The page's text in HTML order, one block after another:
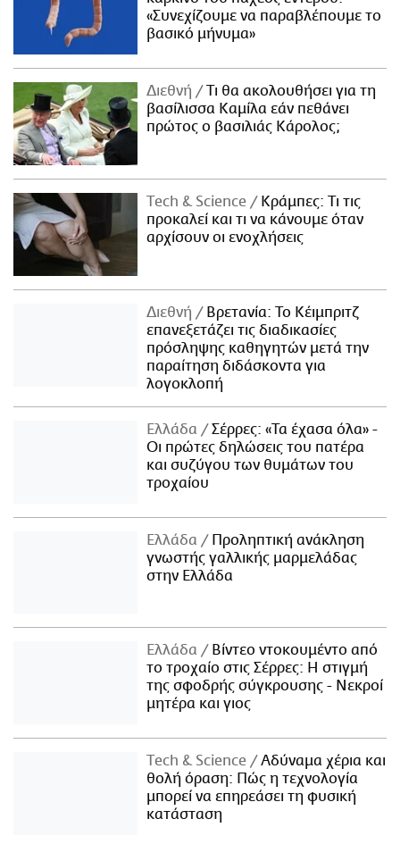
«Συνεχίζουμε να παραβλέπουμε το
βασικό μήνυμα»
Διεθνή
Τι θα ακολουθήσει για τη
βασίλισσα Καμίλα εάν πεθάνει
πρώτος ο βασιλιάς Κάρολος;
Τech & Science
Κράμπες: Τι τις
προκαλεί και τι να κάνουμε όταν
αρχίσουν οι ενοχλήσεις
Διεθνή
Βρετανία: Το Κέιμπριτζ
επανεξετάζει τις διαδικασίες
πρόσληψης καθηγητών μετά την
παραίτηση διδάσκοντα για
λογοκλοπή
Ελλάδα
Σέρρες: «Τα έχασα όλα» -
Οι πρώτες δηλώσεις του πατέρα
και συζύγου των θυμάτων του
τροχαίου
Ελλάδα
Προληπτική ανάκληση
γνωστής γαλλικής μαρμελάδας
στην Ελλάδα
Ελλάδα
Βίντεο ντοκουμέντο από
το τροχαίο στις Σέρρες: Η στιγμή
της σφοδρής σύγκρουσης - Νεκροί
μητέρα και γιος
Τech & Science
Αδύναμα χέρια και
θολή όραση: Πώς η τεχνολογία
μπορεί να επηρεάσει τη φυσική
κατάσταση